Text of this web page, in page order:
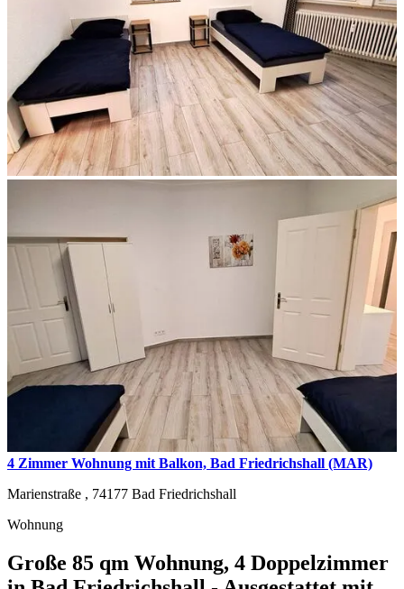
4 Zimmer Wohnung mit Balkon, Bad Friedrichshall (MAR)
Marienstraße , 74177 Bad Friedrichshall
Wohnung
Große 85 qm Wohnung, 4 Doppelzimmer